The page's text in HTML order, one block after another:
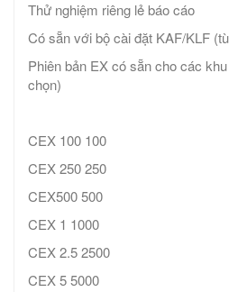
Thử nghiệm riêng lẻ báo cáo
Có sẵn với bộ cài đặt KAF/KLF
Phiên bản EX có sẵn cho các
chọn)
CEX 100 100
CEX 250 250
CEX500 500
CEX 1 1000
CEX 2.5 2500
CEX 5 5000